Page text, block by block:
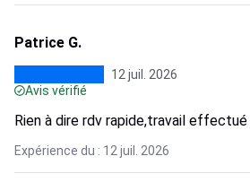
Patrice G.
12 juil. 2026
Avis vérifié
Rien à dire rdv rapide,travail
Expérience du : 12 juil. 2026